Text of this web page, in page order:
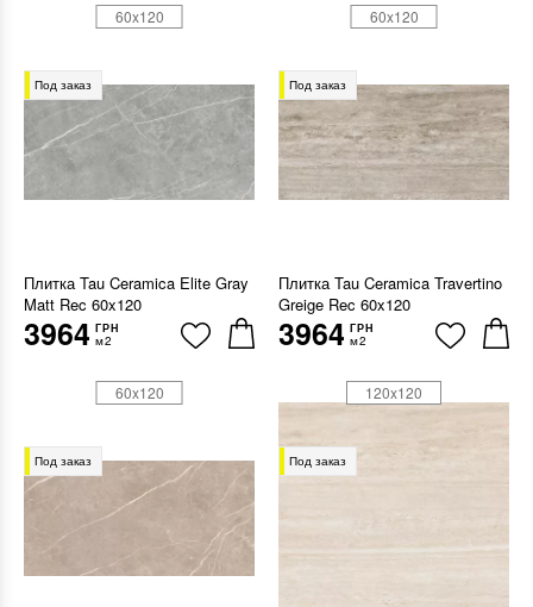
Под заказ
Плитка Tau Ceramica Elite Gray
Matt Rec 60x120
3964 ГРН
м2
60x120
Под заказ
Плитка Tau Ceramica Travertino
Greige Rec 60x120
3964 ГРН
м2
60x120
Под заказ
60x120
Под заказ
120x120